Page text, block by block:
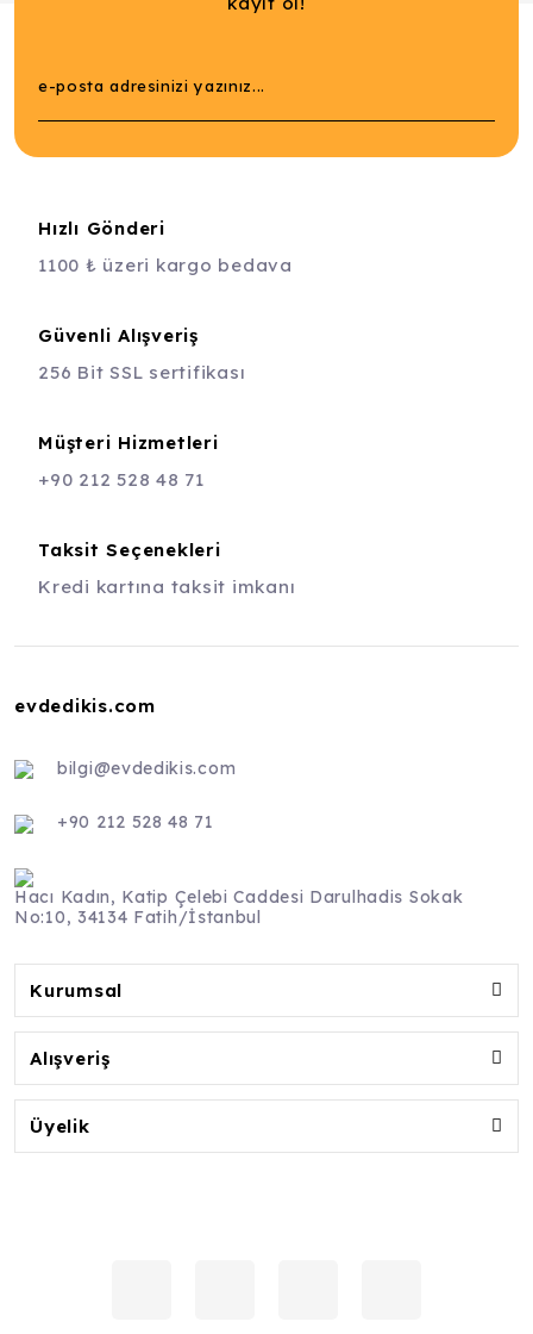
Hızlı Gönderi
1100 ₺ üzeri kargo bedava
Güvenli Alışveriş
256 Bit SSL sertifikası
Müşteri Hizmetleri
+90 212 528 48 71
Taksit Seçenekleri
Kredi kartına taksit imkanı
evdedikis.com
bilgi@evdedikis.com
+90 212 528 48 71
Hacı Kadın, Katip Çelebi Caddesi Darulhadis Sokak
No:10, 34134 Fatih/İstanbul
Kurumsal
Alışveriş
Üyelik